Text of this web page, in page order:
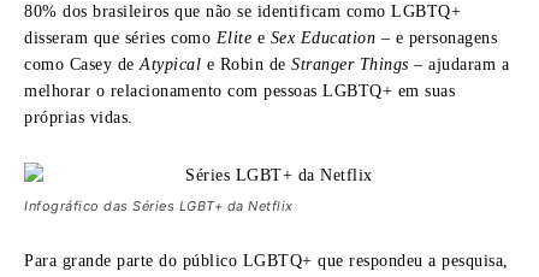
80% dos brasileiros que não se identificam como LGBTQ+
disseram que séries como Elite e Sex Education – e personagens
como Casey deAtypical e Robin de Stranger Things – ajudaram a
melhorar o relacionamento com pessoas LGBTQ+ em suas
próprias vidas.
Infográfico das Séries LGBT+ da Netflix
Para grande parte do público LGBTQ+ que respondeu a pesquisa,